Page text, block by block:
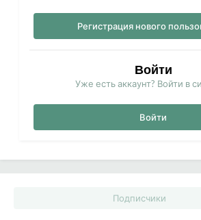
Регистрация нового
Войти
Уже есть аккаунт? Войти в
Войти
Подписчики